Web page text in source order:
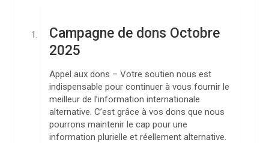
Campagne de dons Octobre
2025
Appel aux dons – Votre soutien nous est
indispensable pour continuer à vous fournir le
meilleur de l’information internationale
alternative. C’est grâce à vos dons que nous
pourrons maintenir le cap pour une
information plurielle et réellement alternative.